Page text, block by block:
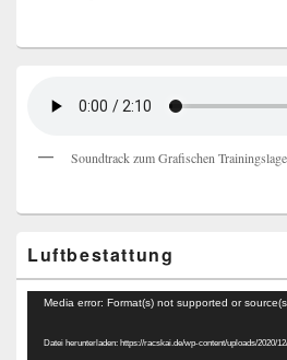
Soundtrack zum Grafischen
Luftbestattung
Video-
Media error: Format(s) not supported or
Datei herunterladen: https://racskai.de/wp-content/uploads/2020/